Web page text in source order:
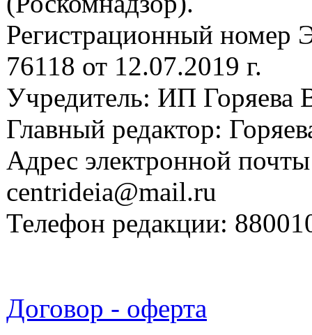
Регистрационный
76118 от 12.07.2019 г.
Учредитель: ИП Горяева
Главный редактор:
Адрес электронной
centrideia@mail.ru
Телефон редакции:
Договор - оферта